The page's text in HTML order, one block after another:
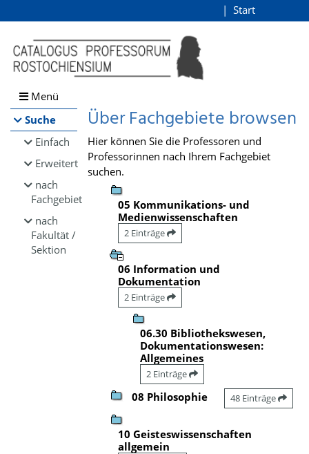
Browsen
direkt zum Inhalt
Start
Menü
Suche
Einfach
Erweitert
nach
Fachgebiet
nach
Fakultät /
Sektion
Über Fachgebiete browsen
Hier können Sie die Professoren und
Professorinnen nach Ihrem Fachgebiet
suchen.
05 Kommunikations- und
Medienwissenschaften
2 Einträge
06 Information und
Dokumentation
2 Einträge
06.30 Bibliothekswesen,
Dokumentationswesen:
Allgemeines
2 Einträge
08 Philosophie 48 Einträge
10 Geisteswissenschaften
allgemein